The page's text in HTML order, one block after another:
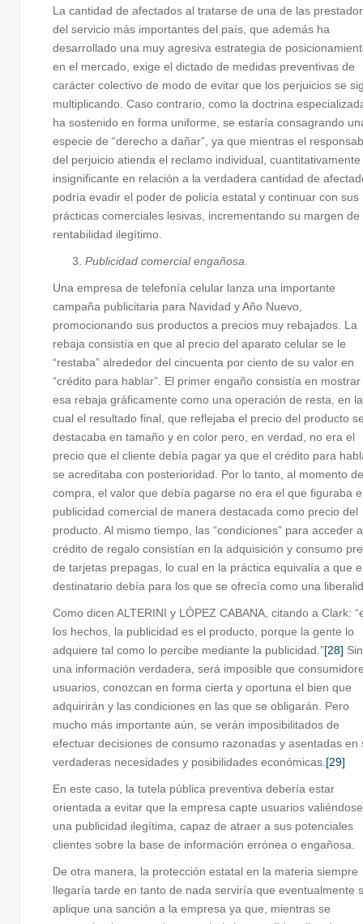
La cantidad de afectados al tratarse de una de las
del servicio más importantes del país, que además ha
desarrollado una muy agresiva estrategia de
en el mercado, exige el dictado de medidas preventivas de
carácter colectivo de modo de evitar que los perjuicios se
multiplicando. Caso contrario, como la doctrina
ha sostenido en forma uniforme, se estaría consagrando
especie de “derecho a dañar”, ya que mientras el
del perjuicio atienda el reclamo individual, cuantitativamente
insignificante en relación a la verdadera cantidad de
podría evadir el poder de policía estatal y continuar con sus
prácticas comerciales lesivas, incrementando su margen de
rentabilidad ilegítimo.
Publicidad comercial engañosa.
Una empresa de telefonía celular lanza una importante
campaña publicitaria para Navidad y Año Nuevo,
promocionando sus productos a precios muy rebajados. La
rebaja consistía en que al precio del aparato celular se le
“restaba” alrededor del cincuenta por ciento de su valor en
“crédito para hablar”. El primer engaño consistía en mostrar
esa rebaja gráficamente como una operación de resta, en la
cual el resultado final, que reflejaba el precio del producto
destacaba en tamaño y en color pero, en verdad, no era el
precio que el cliente debía pagar ya que el crédito para
se acreditaba con posterioridad. Por lo tanto, al momento
compra, el valor que debía pagarse no era el que figuraba
publicidad comercial de manera destacada como precio del
producto. Al mismo tiempo, las “condiciones” para acceder
crédito de regalo consistían en la adquisición y consumo
de tarjetas prepagas, lo cual en la práctica equivalía a que
destinatario debía para los que se ofrecía como una
Como dicen ALTERINI y LÓPEZ CABANA, citando a Clark:
los hechos, la publicidad es el producto, porque la gente lo
adquiere tal como lo percibe mediante la publicidad.”[28] Sin
una información verdadera, será imposible que
usuarios, conozcan en forma cierta y oportuna el bien que
adquirirán y las condiciones en las que se obligarán. Pero
mucho más importante aún, se verán imposibilitados de
efectuar decisiones de consumo razonadas y asentadas en
verdaderas necesidades y posibilidades económicas. [29]
En este caso, la tutela pública preventiva debería estar
orientada a evitar que la empresa capte usuarios
una publicidad ilegítima, capaz de atraer a sus potenciales
clientes sobre la base de información errónea o engañosa.
De otra manera, la protección estatal en la materia siempre
llegaría tarde en tanto de nada serviría que eventualmente
aplique una sanción a la empresa ya que, mientras se